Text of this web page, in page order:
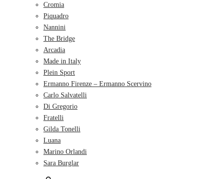
Cromia
Piquadro
Nannini
The Bridge
Arcadia
Made in Italy
Plein Sport
Ermanno Firenze – Ermanno Scervino
Carlo Salvatelli
Di Gregorio
Fratelli
Gilda Tonelli
Luana
Marino Orlandi
Sara Burglar